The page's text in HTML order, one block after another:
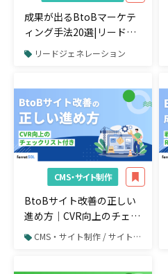
成果が出るBtoBマーケテ
ィング手法20選|リード獲
得の手法を網羅
リードジェネレーション
CMS・サイト制作
BtoBサイト改善の正しい
進め方｜CVR向上のチェッ
クリスト付き
CMS・サイト制作 / サイト制作・サイトリニューアル